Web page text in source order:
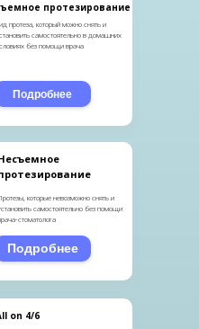
протезирование
протеза, который можно снять и
самостоятельно в домашних
без помощи врача
Подробнее
которые невозможно снять и
самостоятельно без помощи
стоматолога
Подробнее
on 4/6